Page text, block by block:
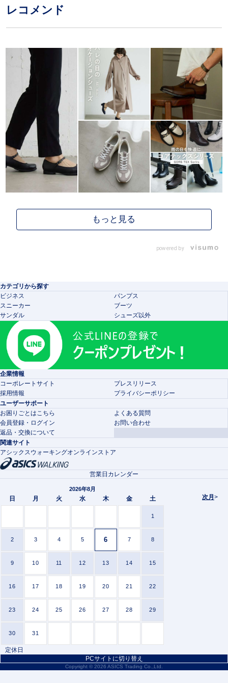
レコメンド
powered by
カテゴリから探す
ビジネス
パンプス
スニーカー
ブーツ
サンダル
シューズ以外
企業情報
コーポレートサイト
プレスリリース
採用情報
プライバシーポリシー
ユーザーサポート
お困りごとはこちら
よくある質問
会員登録・ログイン
お問い合わせ
返品・交換について
関連サイト
アシックスウォーキングオンラインストア
次月>
営業日カレンダー
2026年8月
日 月 火 水 木 金 土
1
2 3 4 5 6 7 8
9 10 11 12 13 14 15
16 17 18 19 20 21 22
23 24 25 26 27 28 29
30 31
定休日
PCサイトに切り替え
Copyright © 2026 ASICS Trading Co.,Ltd.